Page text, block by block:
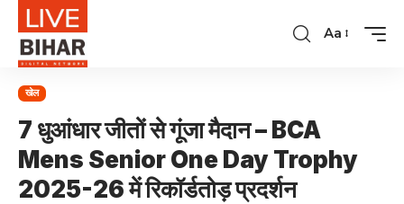
Aa
खेल
7 धुआंधार जीतों से गूंजा मैदान – BCA
Mens Senior One Day Trophy
2025-26 में रिकॉर्डतोड़ प्रदर्शन